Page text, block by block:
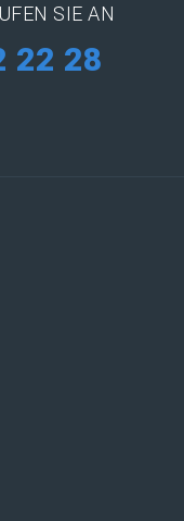
SIE AN
22 28